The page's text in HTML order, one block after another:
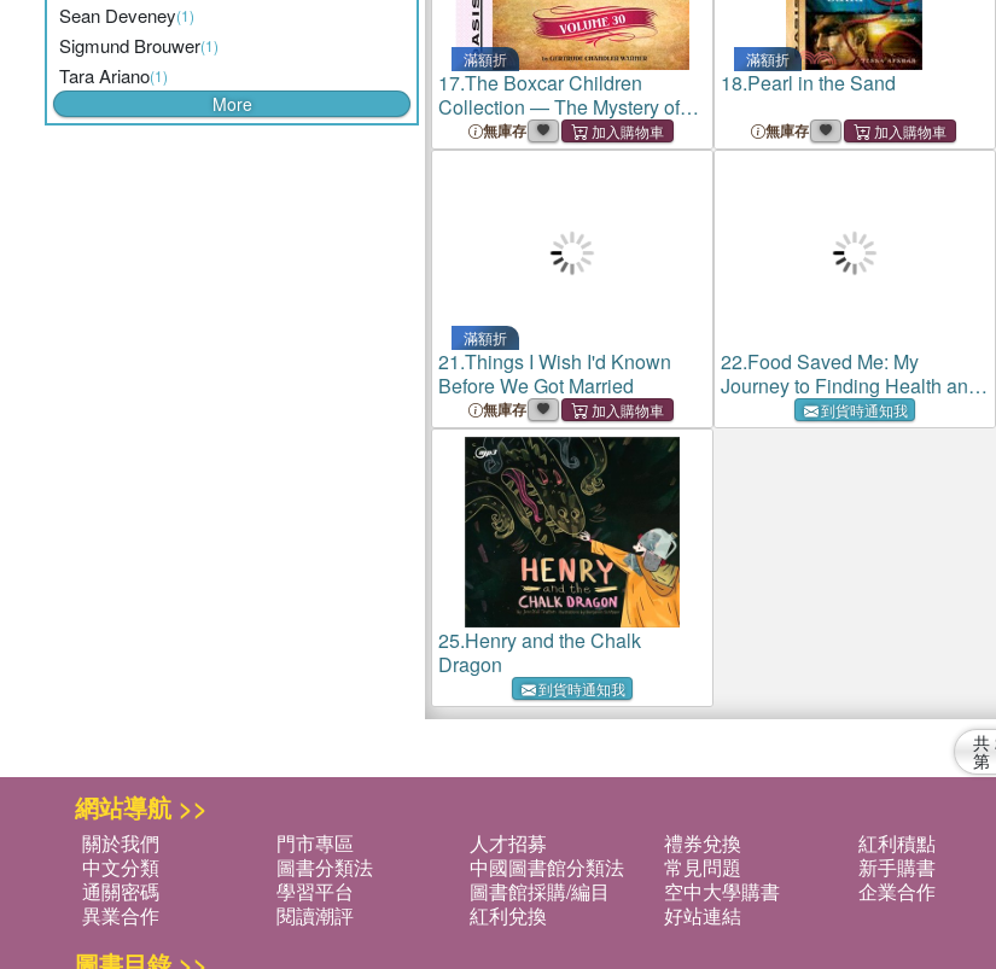
Sean Deveney(1)
Sigmund Brouwer(1)
Tara Ariano(1)
More
滿額折
17.The Boxcar Children
Collection — The Mystery of
the Mummy's Curse / The
Mystery of the Star Ruby / The
無庫存
滿額折
18.Pearl in the Sand
無庫存
滿額折
21.Things I Wish I'd Known
Before We Got Married
無庫存
22.Food Saved Me: My
Journey to Finding Health and
Hope Through the Power of
Food
到貨時通知我
25.Henry and the Chalk
Dragon
到貨時通知我
共
第
網站導航 >>
關於我們 門市專區 人才招募 禮券兌換
紅利積點
中文分類
圖書分類法 中國圖書館分類法 常見問題
新手購書
通關密碼
學習平台 圖書館採購/編目 空中大學購書
企業合作
異業合作
閱讀潮評 紅利兌換 好站連結